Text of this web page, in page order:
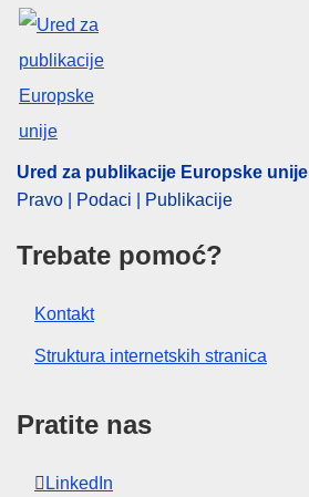
Ured za publikacije Europske unije
Pravo | Podaci | Publikacije
Trebate pomoć?
Kontakt
Struktura internetskih stranica
Pratite nas
LinkedIn